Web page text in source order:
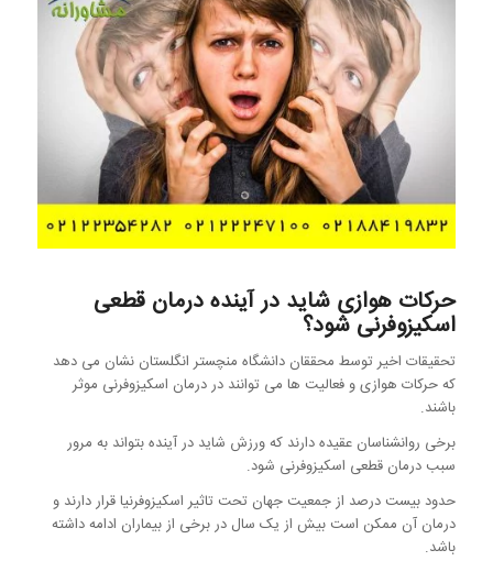
حرکات هوازی شاید در آینده درمان قطعی
اسکیزوفرنی شود؟
تحقیقات اخیر توسط محققان دانشگاه منچستر انگلستان نشان می دهد
که حرکات هوازی و فعالیت ها می توانند در درمان اسکیزوفرنی موثر
باشند.
برخی روانشناسان عقیده دارند که ورزش شاید در آینده بتواند به مرور
سبب درمان قطعی اسکیزوفرنی شود.
حدود بیست درصد از جمعیت جهان تحت تاثیر اسکیزوفرنیا قرار دارند و
درمان آن ممکن است بیش از یک سال در برخی از بیماران ادامه داشته
باشد.